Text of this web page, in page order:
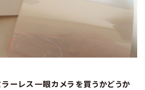
ラーレス一眼カメラを買うかどうか